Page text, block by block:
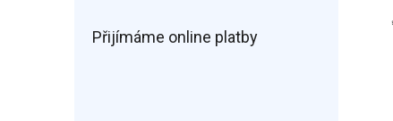
Přijímáme online platby